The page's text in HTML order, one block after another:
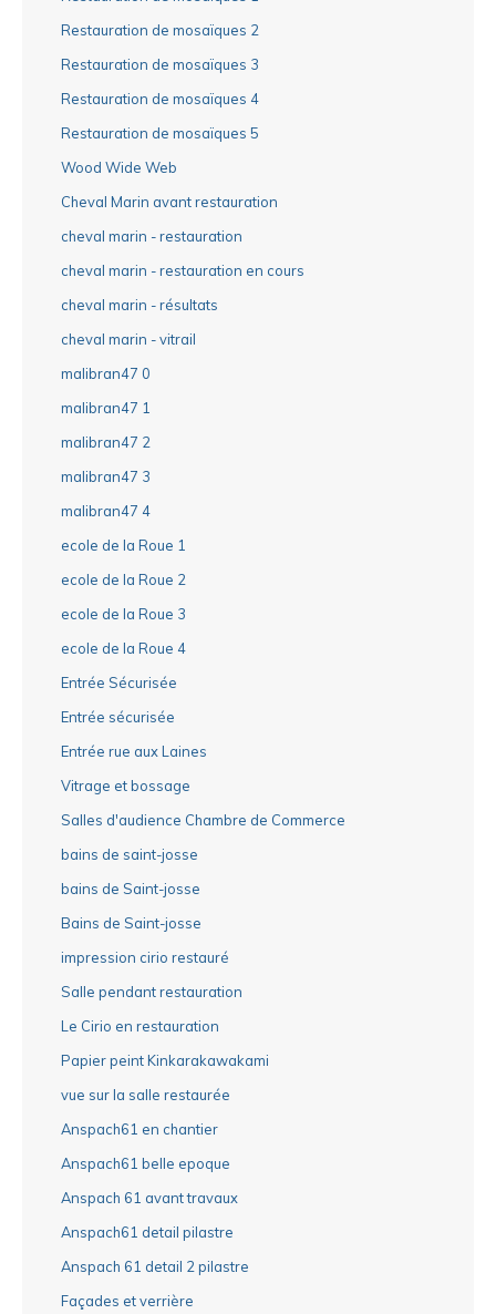
Restauration de mosaïques 2
Restauration de mosaïques 3
Restauration de mosaïques 4
Restauration de mosaïques 5
Wood Wide Web
Cheval Marin avant restauration
cheval marin - restauration
cheval marin - restauration en cours
cheval marin - résultats
cheval marin - vitrail
malibran47 0
malibran47 1
malibran47 2
malibran47 3
malibran47 4
ecole de la Roue 1
ecole de la Roue 2
ecole de la Roue 3
ecole de la Roue 4
Entrée Sécurisée
Entrée sécurisée
Entrée rue aux Laines
Vitrage et bossage
Salles d'audience Chambre de Commerce
bains de saint-josse
bains de Saint-josse
Bains de Saint-josse
impression cirio restauré
Salle pendant restauration
Le Cirio en restauration
Papier peint Kinkarakawakami
vue sur la salle restaurée
Anspach61 en chantier
Anspach61 belle epoque
Anspach 61 avant travaux
Anspach61 detail pilastre
Anspach 61 detail 2 pilastre
Façades et verrière